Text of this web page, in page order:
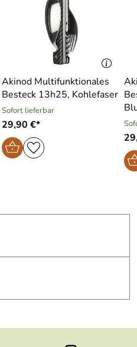
Akinod Multifunktionales
Besteck 13h25, Kohlefaser
Sofort lieferbar
29,90 €*